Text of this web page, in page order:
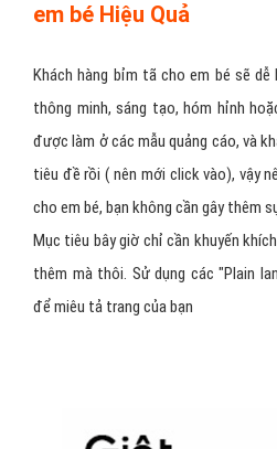
em bé Hiệu Quả
Khách hàng bỉm tã cho em bé sẽ
thông minh, sáng tạo, hóm hỉnh
được làm ở các mẫu quảng cáo, và
tiêu đề rồi ( nên mới click vào), vậy
cho em bé, bạn không cần gây thêm
Mục tiêu bây giờ chỉ cần khuyến
thêm mà thôi. Sử dụng các "Plain
để miêu tả trang của bạn